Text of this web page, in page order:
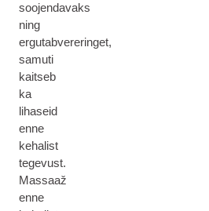
soojendavaks
ning
ergutabvereringet,
samuti
kaitseb
ka
lihaseid
enne
kehalist
tegevust.
Massaaž
enne